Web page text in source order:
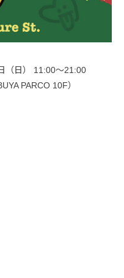
（日） 11:00〜21:00
PARCO 10F）